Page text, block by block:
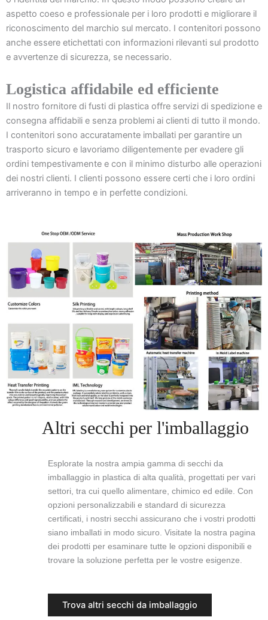
aspetto coeso e professionale per i loro prodotti e migliorare il
riconoscimento del marchio sul mercato. I contenitori possono
anche essere etichettati con informazioni rilevanti sul prodotto
e avvertenze di sicurezza, se necessario.
Logistica affidabile ed efficiente
Il nostro fornitore di fusti di plastica offre servizi di spedizione e
consegna affidabili e senza problemi ai clienti di tutto il mondo.
I contenitori sono accuratamente imballati per garantire un
trasporto sicuro e lavoriamo diligentemente per evadere gli
ordini tempestivamente e con il minimo disturbo alle operazioni
dei nostri clienti. I clienti possono essere certi che i loro ordini
arriveranno in tempo e in perfette condizioni.
Altri secchi per l'imballaggio
Esplorate la nostra ampia gamma di secchi da
imballaggio in plastica di alta qualità, progettati per vari
settori, tra cui quello alimentare, chimico ed edile. Con
opzioni personalizzabili e standard di sicurezza
certificati, i nostri secchi assicurano che i vostri prodotti
siano imballati in modo sicuro. Visitate la nostra pagina
dei prodotti per esaminare tutte le opzioni disponibili e
trovare la soluzione perfetta per le vostre esigenze.
Trova altri secchi da imballaggio